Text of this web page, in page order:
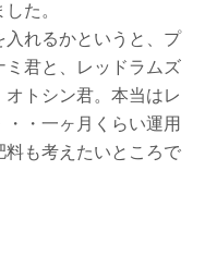
た。
れるかというと、プ
君と、レッドラムズ
トシン君。本当はレ
・一ヶ月くらい運用
料も考えたいところで